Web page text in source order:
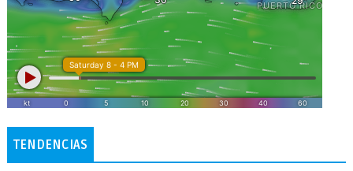
TENDENCIAS